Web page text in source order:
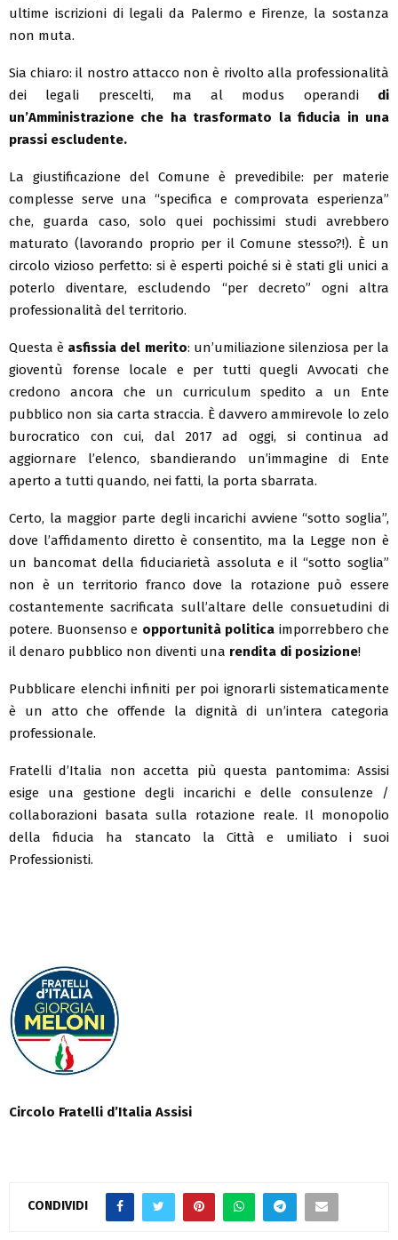
ultime iscrizioni di legali da Palermo e Firenze, la sostanza
non muta.
Sia chiaro: il nostro attacco non è rivolto alla professionalità
dei legali prescelti, ma al modus operandi di
un’Amministrazione che ha trasformato la fiducia in una
prassi escludente.
La giustificazione del Comune è prevedibile: per materie
complesse serve una “specifica e comprovata esperienza”
che, guarda caso, solo quei pochissimi studi avrebbero
maturato (lavorando proprio per il Comune stesso?!). È un
circolo vizioso perfetto: si è esperti poiché si è stati gli unici a
poterlo diventare, escludendo “per decreto” ogni altra
professionalità del territorio.
Questa è asfissia del merito: un’umiliazione silenziosa per la
gioventù forense locale e per tutti quegli Avvocati che
credono ancora che un curriculum spedito a un Ente
pubblico non sia carta straccia. È davvero ammirevole lo zelo
burocratico con cui, dal 2017 ad oggi, si continua ad
aggiornare l’elenco, sbandierando un’immagine di Ente
aperto a tutti quando, nei fatti, la porta sbarrata.
Certo, la maggior parte degli incarichi avviene “sotto soglia”,
dove l’affidamento diretto è consentito, ma la Legge non è
un bancomat della fiduciarietà assoluta e il “sotto soglia”
non è un territorio franco dove la rotazione può essere
costantemente sacrificata sull’altare delle consuetudini di
potere. Buonsenso e opportunità politica imporrebbero che
il denaro pubblico non diventi una rendita di posizione!
Pubblicare elenchi infiniti per poi ignorarli sistematicamente
è un atto che offende la dignità di un’intera categoria
professionale.
Fratelli d’Italia non accetta più questa pantomima: Assisi
esige una gestione degli incarichi e delle consulenze /
collaborazioni basata sulla rotazione reale. Il monopolio
della fiducia ha stancato la Città e umiliato i suoi
Professionisti.
Circolo Fratelli d’Italia Assisi
CONDIVIDI